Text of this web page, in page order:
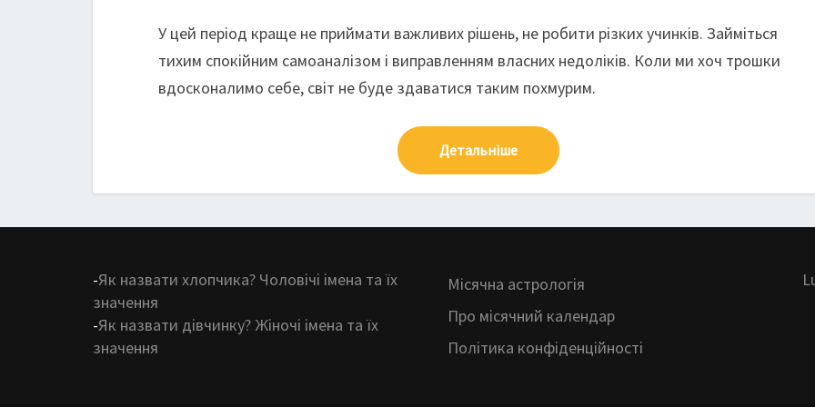
У цей період краще не приймати важливих рішень, не робити різких учинків. Займіться
тихим спокійним самоаналізом і виправленням власних недоліків. Коли ми хоч трошки
вдосконалимо себе, світ не буде здаватися таким похмурим.
Детальніше
-Як назвати хлопчика? Чоловічі імена та їх
значення
-Як назвати дівчинку? Жіночі імена та їх
значення
Місячна астрологія
Про місячний календар
Політика конфіденційності